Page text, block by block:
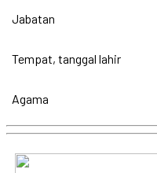
Jabatan
Tempat, tanggal lahir
Agama